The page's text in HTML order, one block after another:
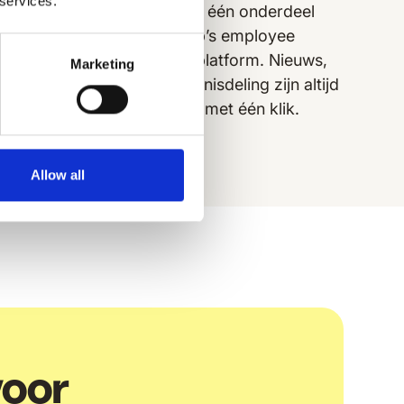
Marketing
Allow all
Chat is maar één onderdeel
van Speakap’s employee
experience platform. Nieuws,
taken en kennisdeling zijn altijd
beschikbaar met één klik.